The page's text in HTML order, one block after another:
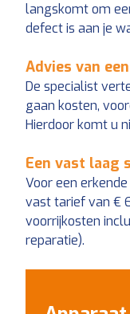
langskomt om
defect is aan je
Advies van
De specialist
gaan kosten,
Hierdoor komt u
Een vast
Voor een
vast tarief van €
voorrijkosten
reparatie).